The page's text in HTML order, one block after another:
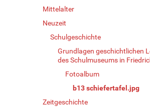
Mittelalter
Neuzeit
Schulgeschichte
Grundlagen geschichtlichen
des Schulmuseums in
Fotoalbum
b13 schiefertafel.jpg
Zeitgeschichte